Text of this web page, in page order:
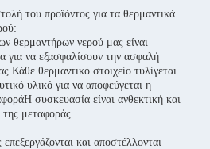
του προϊόντος για τα θερμαντικά
θερμαντήρων νερού μας είναι
για να εξασφαλίσουν την ασφαλή
θερμαντικό στοιχείο τυλίγεται
υλικό για να αποφεύγεται η
συσκευασία είναι ανθεκτική και
της μεταφοράς.
και αποστέλλονται